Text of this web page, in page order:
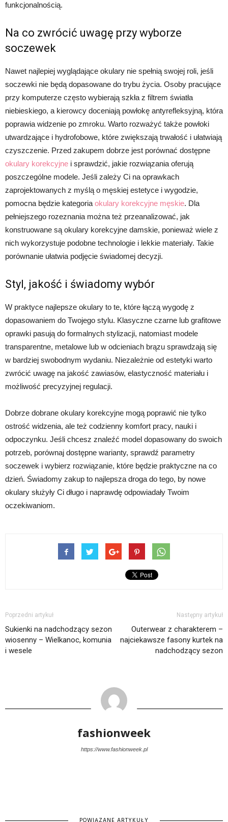
funkcjonalnością.
Na co zwrócić uwagę przy wyborze
soczewek
Nawet najlepiej wyglądające okulary nie spełnią swojej roli, jeśli
soczewki nie będą dopasowane do trybu życia. Osoby pracujące
przy komputerze często wybierają szkła z filtrem światła
niebieskiego, a kierowcy doceniają powłokę antyrefleksyjną, która
poprawia widzenie po zmroku. Warto rozważyć także powłoki
utwardzające i hydrofobowe, które zwiększają trwałość i ułatwiają
czyszczenie. Przed zakupem dobrze jest porównać dostępne
okulary korekcyjne i sprawdzić, jakie rozwiązania oferują
poszczególne modele. Jeśli zależy Ci na oprawkach
zaprojektowanych z myślą o męskiej estetyce i wygodzie,
pomocna będzie kategoriaokulary korekcyjne męskie. Dla
pełniejszego rozeznania można też przeanalizować, jak
konstruowane są okulary korekcyjne damskie, ponieważ wiele z
nich wykorzystuje podobne technologie i lekkie materiały. Takie
porównanie ułatwia podjęcie świadomej decyzji.
Styl, jakość i świadomy wybór
W praktyce najlepsze okulary to te, które łączą wygodę z
dopasowaniem do Twojego stylu. Klasyczne czarne lub grafitowe
oprawki pasują do formalnych stylizacji, natomiast modele
transparentne, metalowe lub w odcieniach brązu sprawdzają się
w bardziej swobodnym wydaniu. Niezależnie od estetyki warto
zwrócić uwagę na jakość zawiasów, elastyczność materiału i
możliwość precyzyjnej regulacji.
Dobrze dobrane okulary korekcyjne mogą poprawić nie tylko
ostrość widzenia, ale też codzienny komfort pracy, nauki i
odpoczynku. Jeśli chcesz znaleźć model dopasowany do swoich
potrzeb, porównaj dostępne warianty, sprawdź parametry
soczewek i wybierz rozwiązanie, które będzie praktyczne na co
dzień. Świadomy zakup to najlepsza droga do tego, by nowe
okulary służyły Ci długo i naprawdę odpowiadały Twoim
oczekiwaniom.
Poprzedni artykuł
Sukienki na nadchodzący sezon
wiosenny – Wielkanoc, komunia
i wesele
Następny artykuł
Outerwear z charakterem –
najciekawsze fasony kurtek na
nadchodzący sezon
fashionweek
https://www.fashionweek.pl